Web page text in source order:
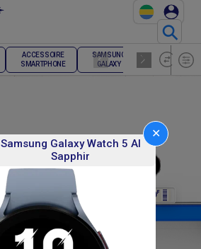
⚲
Samsung Galaxy Watch 5 Al
Sapphir
✕
ACCESSOIRE
SMARTPHONE
SAMSUNG
GALAXY
TELEPHONE
FIXE
222 000 222 000F